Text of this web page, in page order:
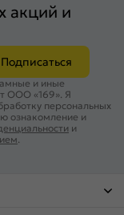
акций и
Подписаться
и иные
ООО «169». Я
персональных
ознакомление и
и